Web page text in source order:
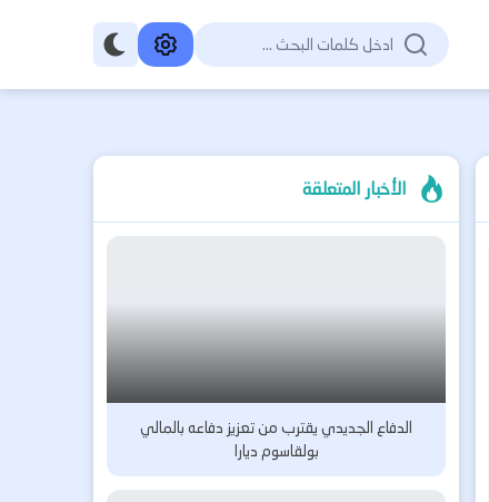
الأخبار المتعلقة
الدفاع الجديدي يقترب من تعزيز دفاعه بالمالي
بولقاسوم ديارا